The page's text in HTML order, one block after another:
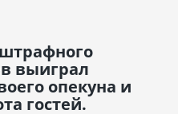
выиграл
опекуна и
гостей.